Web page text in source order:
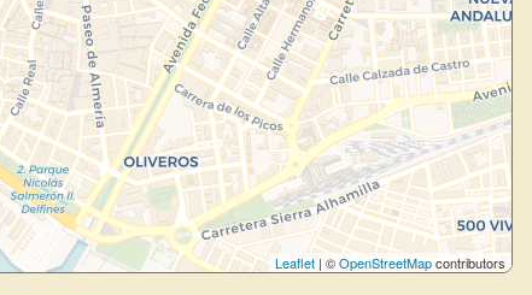
Leaflet | ©OpenStreetMapcontributors
Crea eventos y noticias
Explorar obras